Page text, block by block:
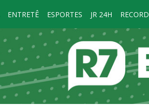
ENTRETÊ ESPORTES JR 24H RECORD